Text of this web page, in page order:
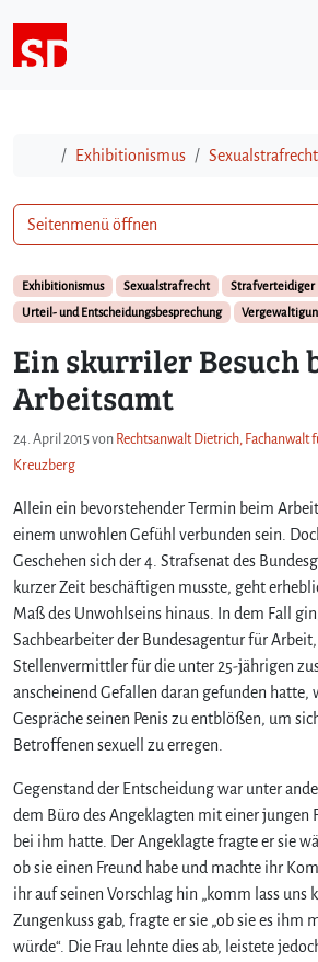
StartExhibitionismus Sexualstrafrecht
Exhibitionismus Sexualstrafrecht
Strafverteidiger
Urteil- und Entscheidungsbesprechung
Ein skurriler Besuch
Arbeitsamt
24. April 2015von Rechtsanwalt Dietrich, Fachanwalt
Kreuzberg
Allein ein bevorstehender Termin beim
einem unwohlen Gefühl verbunden sein.
Geschehen sich der 4. Strafsenat des
kurzer Zeit beschäftigen musste, geht
Maß des Unwohlseins hinaus. In dem Fall
Sachbearbeiter der Bundesagentur für
Stellenvermittler für die unter 25-jährigen
anscheinend Gefallen daran gefunden hatte,
Gespräche seinen Penis zu entblößen, um
Betroffenen sexuell zu erregen.
Gegenstand der Entscheidung war unter
dem Büro des Angeklagten mit einer jungen
bei ihm hatte. Der Angeklagte fragte er sie
ob sie einen Freund habe und machte ihr
ihr auf seinen Vorschlag hin „komm lass uns
Zungenkuss gab, fragte er sie „ob sie es ihm
würde“. Die Frau lehnte dies ab, leistete
Seitenmenü öffnen